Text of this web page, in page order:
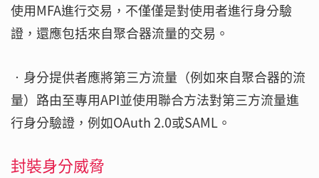
使用MFA進行交易，不僅僅是對使用者進行身分驗
證，還應包括來自聚合器流量的交易。
‧身分提供者應將第三方流量（例如來自聚合器的流
量）路由至專用API並使用聯合方法對第三方流量進
行身分驗證，例如OAuth 2.0或SAML。
封裝身分威脅